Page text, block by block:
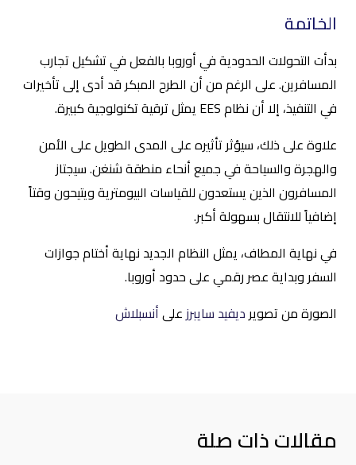
الخاتمة
بدأت التحولات الحدودية في أوروبا بالفعل في تشكيل تجارب
المسافرين. على الرغم من أن الطرح المبكر قد أدى إلى تأخيرات
في التنفيذ، إلا أن نظام EES يمثل ترقية تكنولوجية كبيرة.
علاوة على ذلك، سيؤثر تأثيره على المدى الطويل على الأمن
والهجرة والسياحة في جميع أنحاء منطقة شنغن. سيجتاز
المسافرون الذين يستعدون للقياسات البيومترية ويتيحون وقتاً
إضافياً للانتقال بسهولة أكبر.
في نهاية المطاف، يمثل النظام الجديد نهاية أختام جوازات
السفر وبداية عصر رقمي على حدود أوروبا.
الصورة من تصوير ديفيد سايبرز علىأنسبلاش
مقالات ذات صلة